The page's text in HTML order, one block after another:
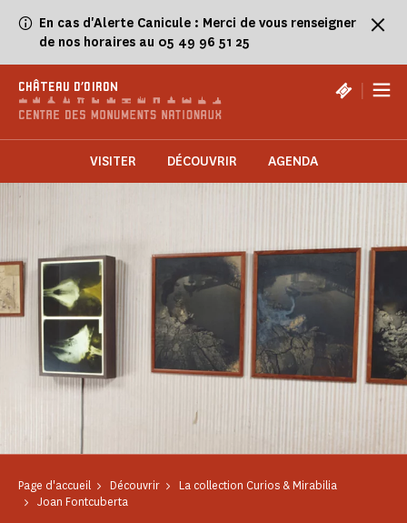
En cas d'Alerte Canicule : Merci de vous renseigner
de nos horaires au 05 49 96 51 25
CHÂTEAU D'OIRON |
VISITER DÉCOUVRIR AGENDA
Page d'accueil Découvrir
La collection Curios & Mirabilia
Joan Fontcuberta